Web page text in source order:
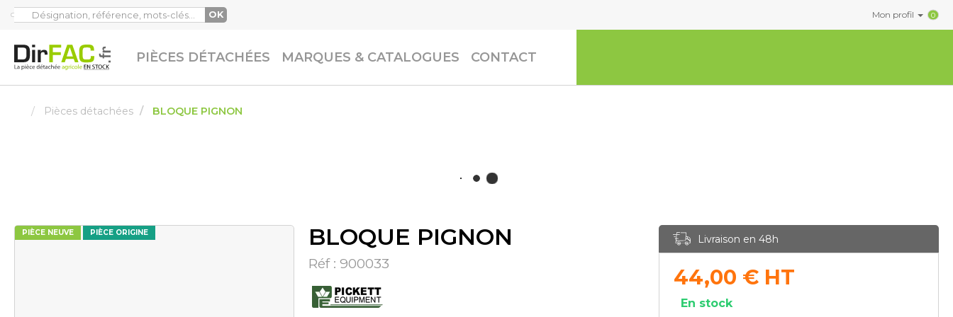
OK Mon profil 0
PIÈCES DÉTACHÉES MARQUES & CATALOGUES CONTACT
Pièces détachées BLOQUE PIGNON
PIÈCE NEUVE PIÈCE ORIGINE BLOQUE PIGNON
Réf : 900033
Livraison en 48h
44,00 € HT
En stock